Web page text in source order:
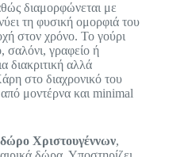
διαμορφώνεται με
τη φυσική ομορφιά του
στον χρόνο. Το γούρι
σαλόνι, γραφείο ή
διακριτική αλλά
στο διαχρονικό του
μοντέρνα και minimal
δώρο Χριστουγέννων,